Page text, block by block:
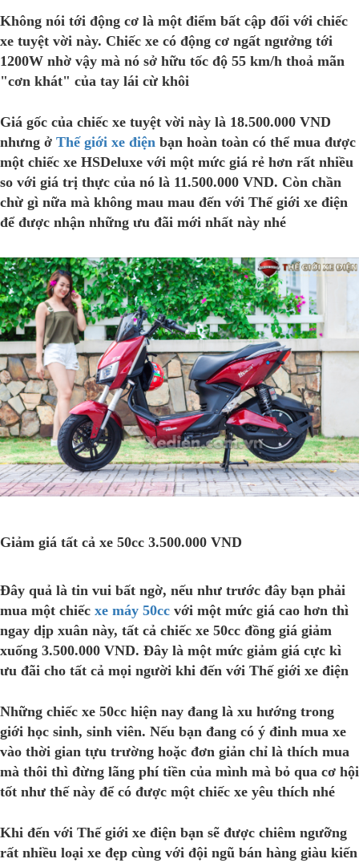
Không nói tới động cơ là một điểm bất cập đối với chiếc
xe tuyệt vời này. Chiếc xe có động cơ ngất ngưởng tới
1200W nhờ vậy mà nó sở hữu tốc độ 55 km/h thoả mãn
"cơn khát" của tay lái cừ khôi
Giá gốc của chiếc xe tuyệt vời này là 18.500.000 VND
nhưng ở Thế giới xe điện bạn hoàn toàn có thể mua được
một chiếc xe HSDeluxe với một mức giá rẻ hơn rất nhiều
so với giá trị thực của nó là 11.500.000 VND. Còn chần
chừ gì nữa mà không mau mau đến với Thế giới xe điện
để được nhận những ưu đãi mới nhất này nhé
Giảm giá tất cả xe 50cc 3.500.000 VND
Đây quả là tin vui bất ngờ, nếu như trước đây bạn phải
mua một chiếc xe máy 50cc với một mức giá cao hơn thì
ngay dịp xuân này, tất cả chiếc xe 50cc đồng giá giảm
xuống 3.500.000 VND. Đây là một mức giảm giá cực kì
ưu đãi cho tất cả mọi người khi đến với Thế giới xe điện
Những chiếc xe 50cc hiện nay đang là xu hướng trong
giới học sinh, sinh viên. Nếu bạn đang có ý đinh mua xe
vào thời gian tựu trường hoặc đơn giản chỉ là thích mua
mà thôi thì đừng lãng phí tiền của mình mà bỏ qua cơ hội
tốt như thế này để có được một chiếc xe yêu thích nhé
Khi đến với Thế giới xe điện bạn sẽ được chiêm ngưỡng
rất nhiều loại xe đẹp cùng với đội ngũ bán hàng giàu kiến